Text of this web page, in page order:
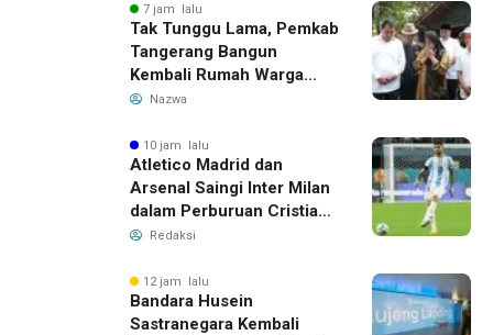
7 jam lalu
Tak Tunggu Lama, Pemkab
Tangerang Bangun
Kembali Rumah Warga
yang Roboh Akibat Puting
Nazwa
10 jam lalu
Atletico Madrid dan
Arsenal Saingi Inter Milan
dalam Perburuan Cristian
Romero, Transfer Bek
Redaksi
12 jam lalu
Bandara Husein
Sastranegara Kembali